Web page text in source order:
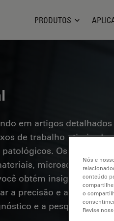
Logo
PRODUTOS
em artigos
de trabalho
Os tópicos
microscopia em
obtém insights
a precisão e a
e a pesquisa
Nós e
conteúdo
o
Revise